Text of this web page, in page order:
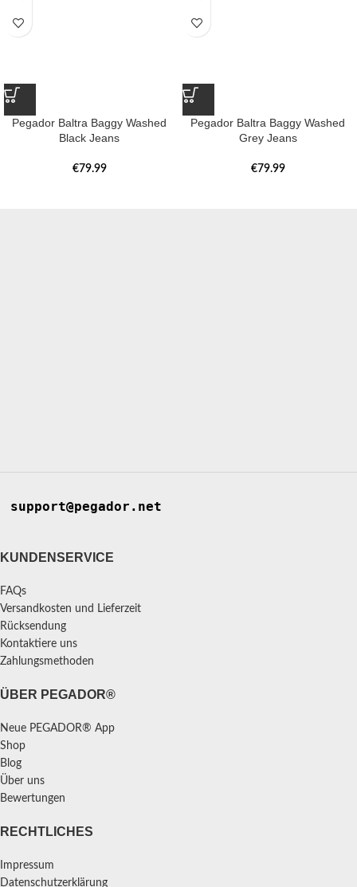
Pegador Baltra Baggy Washed
Black Jeans
€79.99
Pegador Baltra Baggy Washed
Grey Jeans
€79.99
support@pegador.net
KUNDENSERVICE
FAQs
Versandkosten und Lieferzeit
Rücksendung
Kontaktiere uns
Zahlungsmethoden
ÜBER PEGADOR®
Neue PEGADOR® App
Shop
Blog
Über uns
Bewertungen
RECHTLICHES
Impressum
Datenschutzerklärung